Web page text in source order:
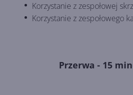
Korzystanie z zespołowej
Korzystanie z zespołowego
Przerwa - 15